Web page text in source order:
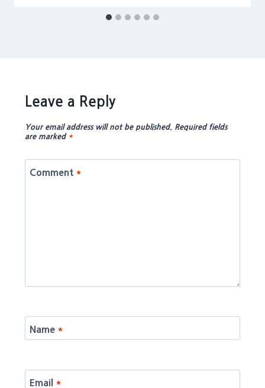
Leave a Reply
Your email address will not be published. Required fields
are marked *
Comment *
Name *
Email *